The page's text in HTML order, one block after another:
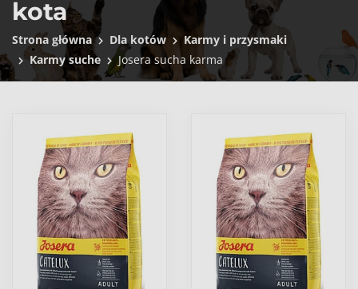
kota
Strona główna Dla kotów
Karmy i przysmaki
Karmy suche
Josera sucha karma